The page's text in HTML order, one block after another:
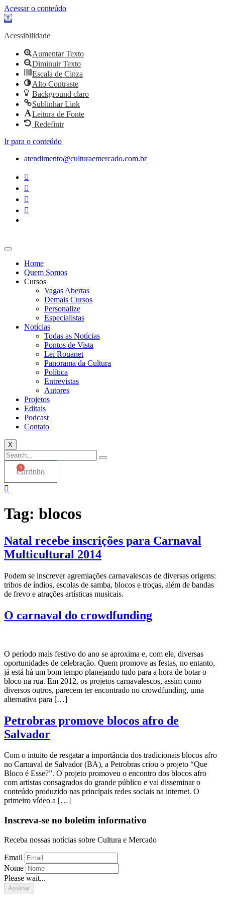
Acessar o conteúdo
Abrir
barra
ferramentas
Acessibilidade
Aumentar Texto
Diminuir Texto
Escala de Cinza
Alto Contraste
Background claro
Sublinhar Link
Leitura de Fonte
Redefinir
Ir para o conteúdo
atendimento@culturaemercado.com.br
Home
Quem Somos
Cursos
Vagas Abertas
Demais Cursos
Personalize
Especialistas
Notícias
Todas as Notícias
Pontos de Vista
Lei Rouanet
Panorama da Cultura
Política
Entrevistas
Autores
Projetos
Editais
Podcast
Contato
X
0
Carrinho
Tag: blocos
Natal recebe inscrições para Carnaval
Multicultural 2014
Podem se inscrever agremiações carnavalescas de diversas origens:
tribos de índios, escolas de samba, blocos e troças, além de bandas
de frevo e atrações artísticas musicais.
O carnaval do crowdfunding
O período mais festivo do ano se aproxima e, com ele, diversas
oportunidades de celebração. Quem promove as festas, no entanto,
já está há um bom tempo planejando tudo para a hora de botar o
bloco na rua. Em 2012, os projetos carnavalescos, assim como
diversos outros, parecem ter encontrado no crowdfunding, uma
alternativa para […]
Petrobras promove blocos afro de
Salvador
Com o intuito de resgatar a importância dos tradicionais blocos afro
no Carnaval de Salvador (BA), a Petrobras criou o projeto “Que
Bloco é Esse?”. O projeto promoveu o encontro dos blocos afro
com artistas consagrados do grande público e vai disseminar o
conteúdo produzido nas principais redes sociais na internet. O
primeiro vídeo a […]
Inscreva-se no boletim informativo
Receba nossas notícias sobre Cultura e Mercado
Email
Nome
Please wait...
Assinar